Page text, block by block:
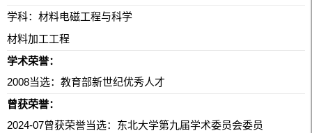
学科：材料电磁工程与科学
材料加工工程
学术荣誉：
2008当选：教育部新世纪优秀人才
曾获荣誉：
2024-07曾获荣誉当选：东北大学第九届学术委员会委员